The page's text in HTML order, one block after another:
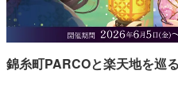
錦糸町PARCOと楽天地を巡